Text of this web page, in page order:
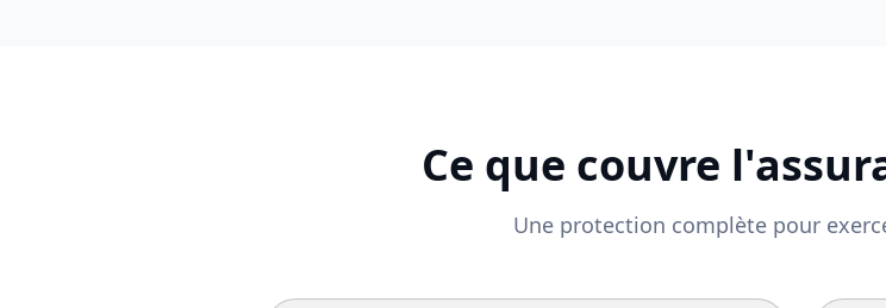
Ce que couvre
Une protection complète pour